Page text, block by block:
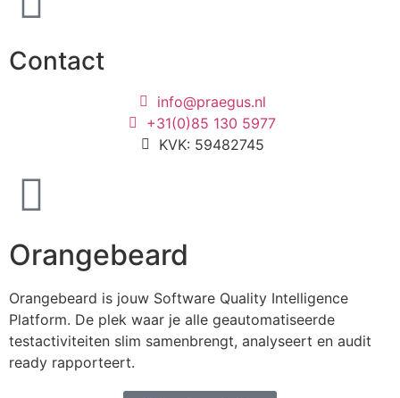
Contact
info@praegus.nl
+31(0)85 130 5977
KVK: 59482745
Orangebeard
Orangebeard is jouw Software Quality Intelligence
Platform. De plek waar je alle geautomatiseerde
testactiviteiten slim samenbrengt, analyseert en audit
ready rapporteert.